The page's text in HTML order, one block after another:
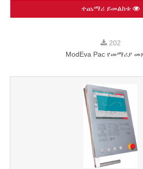
ተጨማሪ ይመልከቱ
202
ModEva Pac የመማሪያ